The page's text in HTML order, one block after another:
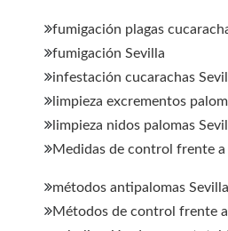
fumigación plagas
fumigación Sevilla
infestación cucarachas
limpieza excrementos
limpieza nidos palomas
Medidas de control frente a
métodos antipalomas Sevilla
Métodos de control frente